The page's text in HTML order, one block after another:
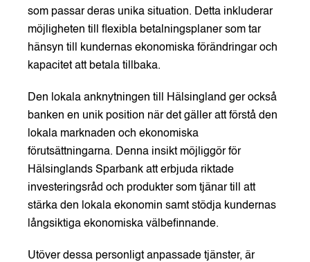
som passar deras unika situation. Detta inkluderar
möjligheten till flexibla betalningsplaner som tar
hänsyn till kundernas ekonomiska förändringar och
kapacitet att betala tillbaka.
Den lokala anknytningen till Hälsingland ger också
banken en unik position när det gäller att förstå den
lokala marknaden och ekonomiska
förutsättningarna. Denna insikt möjliggör för
Hälsinglands Sparbank att erbjuda riktade
investeringsråd och produkter som tjänar till att
stärka den lokala ekonomin samt stödja kundernas
långsiktiga ekonomiska välbefinnande.
Utöver dessa personligt anpassade tjänster, är